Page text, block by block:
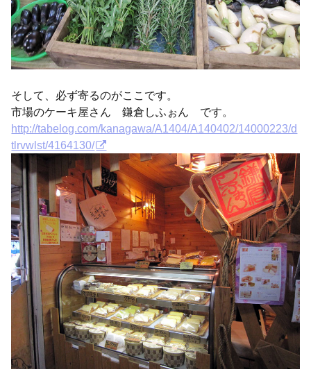
そして、必ず寄るのがここです。
市場のケーキ屋さん 鎌倉しふぉん です。
http://tabelog.com/kanagawa/A1404/A140402/14000223/d
tlrvwlst/4164130/